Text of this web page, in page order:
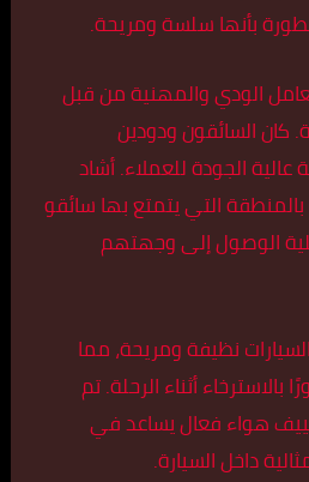
بأنها سلسة ومريحة.
الودي والمهنية من قبل
السائقون ودودين
الجودة للعملاء. أشاد
بالمنطقة التي يتمتع بها سائقو
الوصول إلى وجهتهم
نظيفة ومريحة، مما
أثناء الرحلة. تم
هواء فعال يساعد في
داخل السيارة.